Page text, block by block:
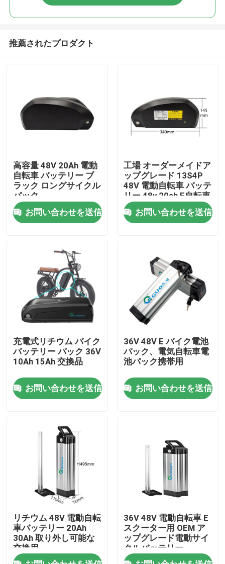
プロダクト
動画
私達について
工場旅行
品質管理
私達に連絡しなさい
引用を要求しなさい
太陽エネルギー バッテリー電源
ポータブル発電所のバッテリー
推薦されたプロダクト
高容量 48V 20Ah 電動
自転車 バッテリー ブ
ラック ロングサイクル
パック
お問い合わせを送信
工場 オーダーメイドア
ップグレード 13S4P
48V 電動自転車 バッテ
リー 48v 20ah E自転車
お問い合わせを送信
充電式リチウム バイク
バッテリー パック 36V
10Ah 15Ah 交換品
お問い合わせを送信
36V 48V E バイク電池
パック、電気自転車電
池パック携帯用
お問い合わせを送信
リチウム 48V 電動自転
車バッテリー 20Ah
30Ah 取り外し可能な
交換用
36V 48V 電動自転車 E
スクーター用 OEM ア
ップグレード電動サイ
クルバッテリー